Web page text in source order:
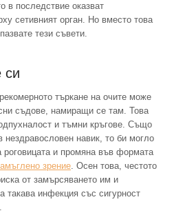
в последствие оказват
сетивният орган. Но вместо това
тези съвети.
си
търкане на очите може
съдове, намиращи се там. Това
и тъмни кръгове. Също
нездравословен навик, то би могло
и промяна във формата
зрение. Осен това, честото
от замърсяването им и
инфекция със сигурност